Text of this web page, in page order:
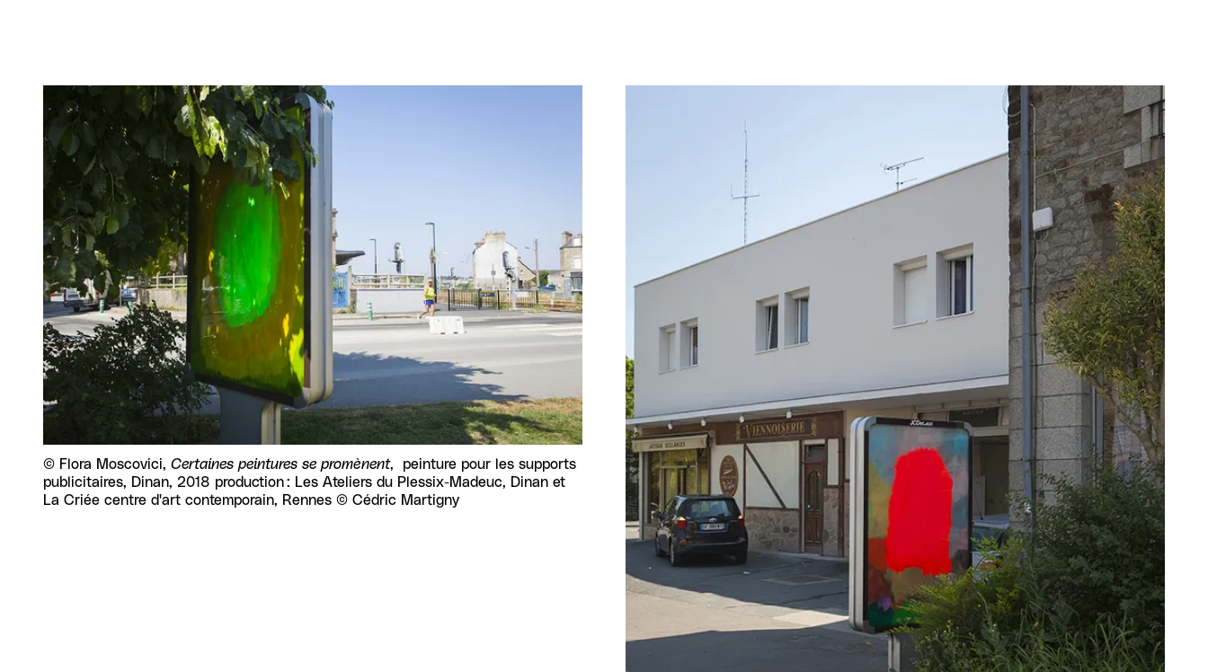
Agrandir
Droits réservés :
© Flora Moscovici, Certaines peintures se promènent, peinture pour les supports
publicitaires, Dinan, 2018 production : Les Ateliers du Plessix-Madeuc, Dinan et
La Criée centre d'art contemporain, Rennes © Cédric Martigny